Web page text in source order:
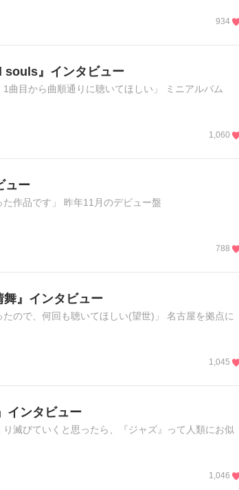
934
』インタビュー
曲目から曲順通りに聴いてほしい」 ミニアルバム
1,060
ュー
た作品です」 昨年11月のデビュー盤
788
』インタビュー
ので、何回も聴いてほしい(望世)」 名古屋を拠点に
1,045
インタビュー
滅びていくと思ったら、『ジャズ』って人類にお似
1,046